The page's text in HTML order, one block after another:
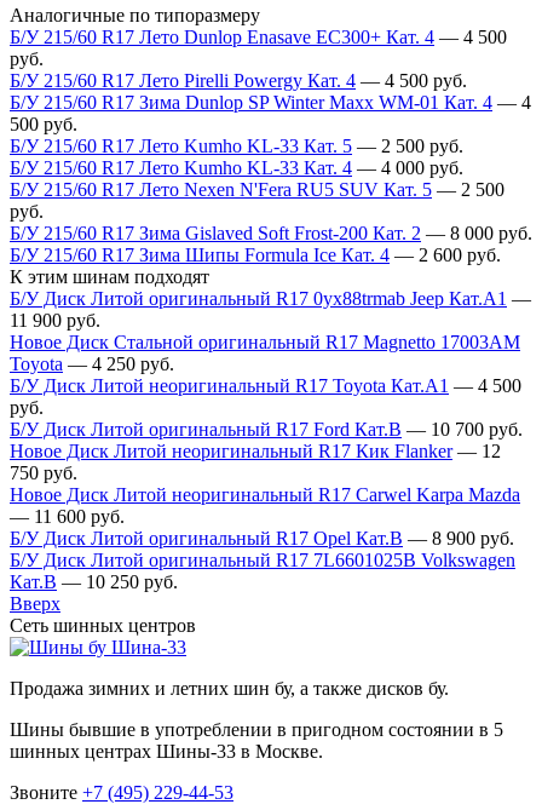
Аналогичные по типоразмеру
Б/У 215/60 R17 Лето Dunlop Enasave EC300+ Кат. 4 — 4 500
руб.
Б/У 215/60 R17 Лето Pirelli Powergy Кат. 4 — 4 500 руб.
Б/У 215/60 R17 Зима Dunlop SP Winter Maxx WM-01 Кат. 4 — 4
500 руб.
Б/У 215/60 R17 Лето Kumho KL-33 Кат. 5 — 2 500 руб.
Б/У 215/60 R17 Лето Kumho KL-33 Кат. 4 — 4 000 руб.
Б/У 215/60 R17 Лето Nexen N'Fera RU5 SUV Кат. 5 — 2 500
руб.
Б/У 215/60 R17 Зима Gislaved Soft Frost-200 Кат. 2 — 8 000 руб.
Б/У 215/60 R17 Зима Шипы Formula Ice Кат. 4 — 2 600 руб.
К этим шинам подходят
Б/У Диск Литой оригинальный R17 0yx88trmab Jeep Кат.А1 —
11 900 руб.
Новое Диск Стальной оригинальный R17 Magnetto 17003АМ
Toyota — 4 250 руб.
Б/У Диск Литой неоригинальный R17 Toyota Кат.А1 — 4 500
руб.
Б/У Диск Литой оригинальный R17 Ford Кат.В — 10 700 руб.
Новое Диск Литой неоригинальный R17 Кик Flanker— 12
750 руб.
Новое Диск Литой неоригинальный R17 Carwel Karpa Mazda
— 11 600 руб.
Б/У Диск Литой оригинальный R17 Opel Кат.В — 8 900 руб.
Б/У Диск Литой оригинальный R17 7L6601025B Volkswagen
Кат.В — 10 250 руб.
Вверх
Сеть шинных центров
Шина-33
Продажа зимних и летних шин бу, а также дисков бу.
Шины бывшие в употреблении в пригодном состоянии в 5
шинных центрах Шины-33 в Москве.
Звоните +7 (495) 229-44-53